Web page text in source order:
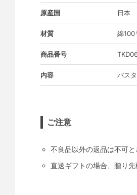
原産国 日本
材質 綿100
商品番号
内容 バス
ご注意
不良品以外の返品は不可と
直送ギフトの場合、贈り